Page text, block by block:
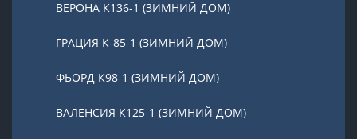
ВЕРОНА К136-1 (ЗИМНИЙ ДОМ)
ГРАЦИЯ К-85-1 (ЗИМНИЙ ДОМ)
ФЬОРД К98-1 (ЗИМНИЙ ДОМ)
ВАЛЕНСИЯ К125-1 (ЗИМНИЙ ДОМ)